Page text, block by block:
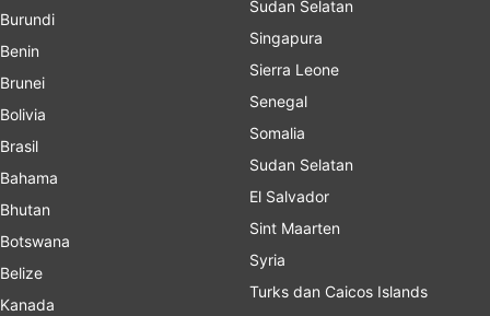
Burundi
Benin
Brunei
Bolivia
Brasil
Bahama
Bhutan
Botswana
Belize
Kanada
Sudan Selatan
Singapura
Sierra Leone
Senegal
Somalia
Sudan Selatan
El Salvador
Sint Maarten
Syria
Turks dan Caicos Islands